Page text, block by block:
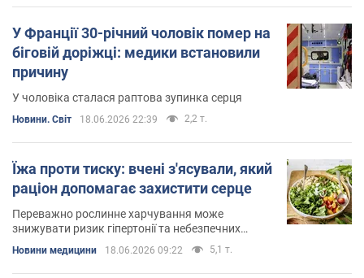
У Франції 30-річний чоловік помер на
біговій доріжці: медики встановили
причину
У чоловіка сталася раптова зупинка серця
Новини. Світ 18.06.2026 22:39 2,2 т.
Їжа проти тиску: вчені з'ясували, який
раціон допомагає захистити серце
Переважно рослинне харчування може
знижувати ризик гіпертонії та небезпечних
Новини медицини 18.06.2026 09:22 5,1 т.